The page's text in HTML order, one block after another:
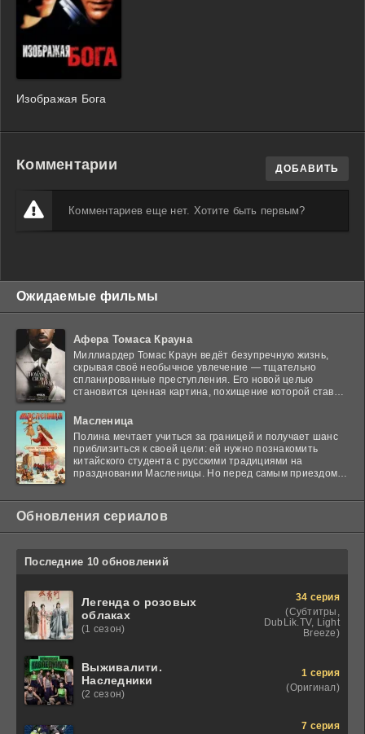
Изображая Бога
Комментарии ДОБАВИТЬ
Комментариев еще нет. Хотите быть первым?
Ожидаемые фильмы
Афера Томаса Крауна
Миллиардер Томас Краун ведёт безупречную жизнь,
скрывая своё необычное увлечение — тщательно
спланированные преступления. Его новой целью
становится ценная картина, похищение которой ставит
Масленица
Полина мечтает учиться за границей и получает шанс
приблизиться к своей цели: ей нужно познакомить
китайского студента с русскими традициями на
праздновании Масленицы. Но перед самым приездом
Обновления сериалов
Последние 10 обновлений
Легенда о розовых
облаках
(1 сезон)
34 серия
(Субтитры,
DubLik.TV, Light
Breeze)
Выживалити.
Наследники
(2 сезон)
1 серия
(Оригинал)
7 серия